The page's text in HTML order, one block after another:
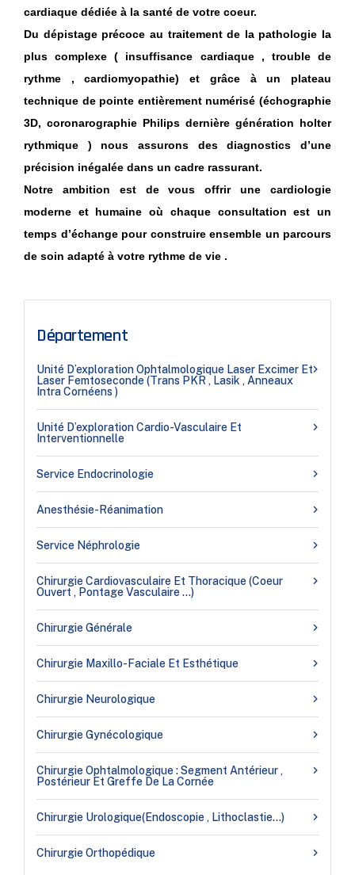
Département
Unité D’exploration Ophtalmologique Laser Excimer Et
Laser Femtoseconde (Trans PKR , Lasik , Anneaux
Intra Cornéens )
Unité D’exploration Cardio-Vasculaire Et
Interventionnelle
Service Endocrinologie
Anesthésie-Réanimation
Service Néphrologie
Chirurgie Cardiovasculaire Et Thoracique (coeur
Ouvert , Pontage Vasculaire …)
Chirurgie Générale
Chirurgie Maxillo-Faciale Et Esthétique
Chirurgie Neurologique
Chirurgie Gynécologique
Chirurgie Ophtalmologique : Segment Antérieur ,
Postérieur Et Greffe De La Cornée
Chirurgie Urologique(endoscopie , Lithoclastie…)
Chirurgie Orthopédique
cardiaque dédiée à la santé de votre coeur.
Du dépistage précoce au traitement de la pathologie la
plus complexe ( insuffisance cardiaque , trouble de
rythme , cardiomyopathie) et grâce à un plateau
technique de pointe entièrement numérisé (échographie
3D, coronarographie Philips dernière génération holter
rythmique ) nous assurons des diagnostics d’une
précision inégalée dans un cadre rassurant.
Notre ambition est de vous offrir une cardiologie
moderne et humaine où chaque consultation est un
temps d’échange pour construire ensemble un parcours
de soin adapté à votre rythme de vie .